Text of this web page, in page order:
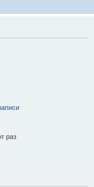
раз